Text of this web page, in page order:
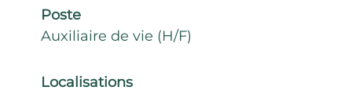
Poste
Auxiliaire de vie (H/F)
Localisations